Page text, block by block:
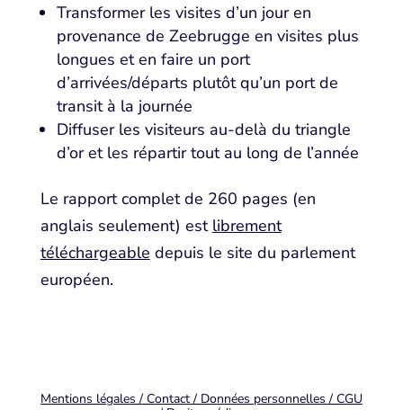
Transformer les visites d’un jour en
provenance de Zeebrugge en visites plus
longues et en faire un port
d’arrivées/départs plutôt qu’un port de
transit à la journée
Diffuser les visiteurs au-delà du triangle
d’or et les répartir tout au long de l’année
Le rapport complet de 260 pages (en
anglais seulement) est librement
téléchargeable depuis le site du parlement
européen.
Mentions légales / Contact / Données personnelles / CGU